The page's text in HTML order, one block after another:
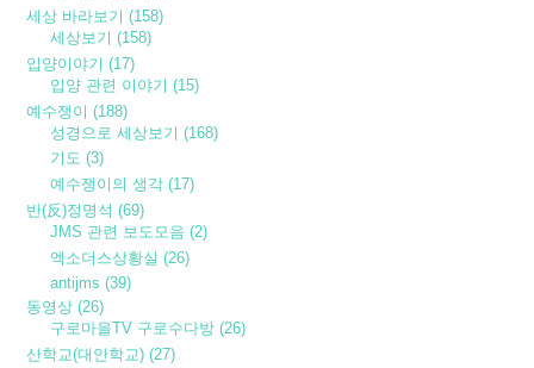
세상 바라보기(158)
세상보기(158)
입양이야기(17)
입양 관련 이야기(15)
예수쟁이(188)
성경으로 세상보기(168)
기도(3)
예수쟁이의 생각(17)
반(反)정명석(69)
JMS 관련 보도모음(2)
엑소더스상황실(26)
antijms(39)
동영상(26)
구로마을TV 구로수다방(26)
산학교(대안학교)(27)